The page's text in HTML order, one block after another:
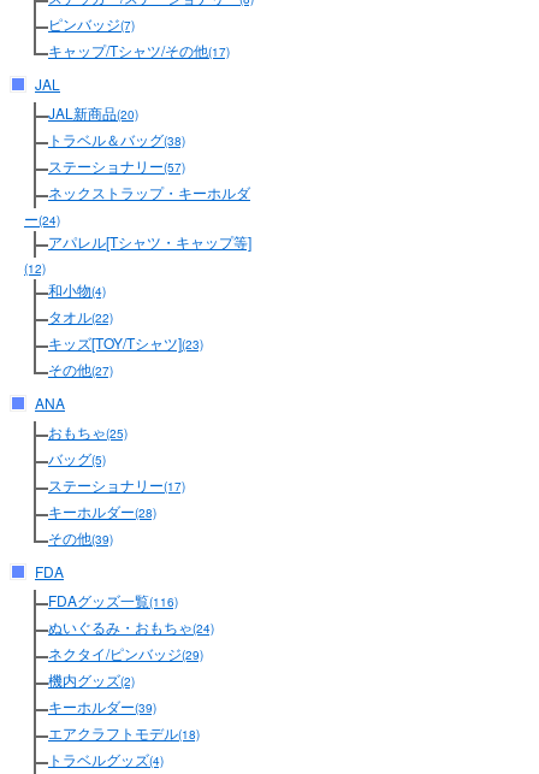
ピンバッジ(7)
キャップ/Tシャツ/その他(17)
JAL
JAL新商品(20)
トラベル＆バッグ(38)
ステーショナリー(57)
ネックストラップ・キーホルダ
ー(24)
アパレル[Tシャツ・キャップ等]
(12)
和小物(4)
タオル(22)
キッズ[TOY/Tシャツ](23)
その他(27)
ANA
おもちゃ(25)
バッグ(5)
ステーショナリー(17)
キーホルダー(28)
その他(39)
FDA
FDAグッズ一覧(116)
ぬいぐるみ・おもちゃ(24)
ネクタイ/ピンバッジ(29)
機内グッズ(2)
キーホルダー(39)
エアクラフトモデル(18)
トラベルグッズ(4)